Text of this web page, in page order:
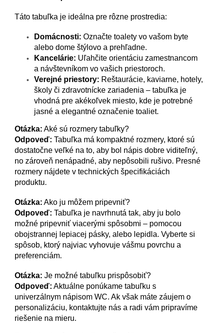
Táto tabuľka je ideálna pre rôzne prostredia:
Domácnosti: Označte toalety vo vašom byte
alebo dome štýlovo a prehľadne.
Kancelárie: Uľahčite orientáciu zamestnancom
a návštevníkom vo vašich priestoroch.
Verejné priestory: Reštaurácie, kaviarne, hotely,
školy či zdravotnícke zariadenia – tabuľka je
vhodná pre akékoľvek miesto, kde je potrebné
jasné a elegantné označenie toaliet.
Otázka: Aké sú rozmery tabuľky?
Odpoveď: Tabuľka má kompaktné rozmery, ktoré sú
dostatočne veľké na to, aby bol nápis dobre viditeľný,
no zároveň nenápadné, aby nepôsobili rušivo. Presné
rozmery nájdete v technických špecifikáciách
produktu.
Otázka: Ako ju môžem pripevniť?
Odpoveď: Tabuľka je navrhnutá tak, aby ju bolo
možné pripevniť viacerými spôsobmi – pomocou
obojstrannej lepiacej pásky, alebo lepidla. Vyberte si
spôsob, ktorý najviac vyhovuje vášmu povrchu a
preferenciám.
Otázka: Je možné tabuľku prispôsobiť?
Odpoveď: Aktuálne ponúkame tabuľku s
univerzálnym nápisom WC. Ak však máte záujem o
personalizáciu, kontaktujte nás a radi vám pripravíme
riešenie na mieru.